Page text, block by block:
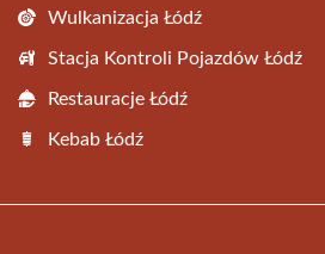
Wulkanizacja Łódź
Stacja Kontroli Pojazdów Łódź
Restauracje Łódź
Kebab Łódź